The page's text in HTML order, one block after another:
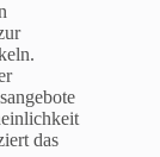
das